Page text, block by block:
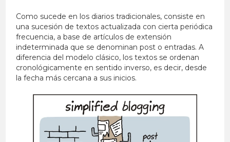
Como sucede en los diarios tradicionales, consiste en
una sucesión de textos actualizada con cierta periódica
frecuencia, a base de artículos de extensión
indeterminada que se denominan post o entradas. A
diferencia del modelo clásico, los textos se ordenan
cronológicamente en sentido inverso, es decir, desde
la fecha más cercana a sus inicios.